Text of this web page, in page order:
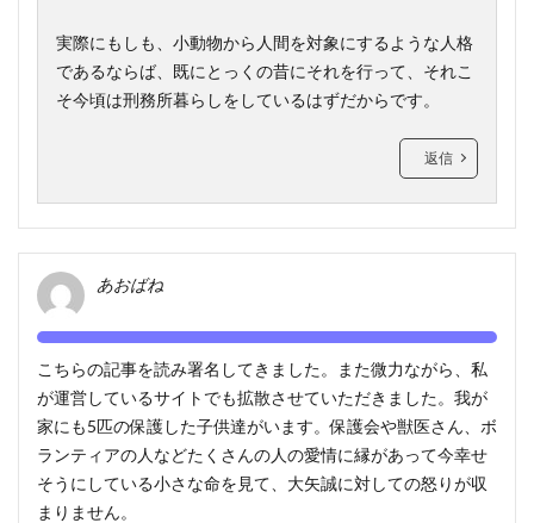
実際にもしも、小動物から人間を対象にするような人格
であるならば、既にとっくの昔にそれを行って、それこ
そ今頃は刑務所暮らしをしているはずだからです。
返信
あおばね
こちらの記事を読み署名してきました。また微力ながら、私
が運営しているサイトでも拡散させていただきました。我が
家にも5匹の保護した子供達がいます。保護会や獣医さん、ボ
ランティアの人などたくさんの人の愛情に縁があって今幸せ
そうにしている小さな命を見て、大矢誠に対しての怒りが収
まりません。